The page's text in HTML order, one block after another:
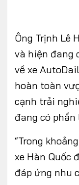
Ông Trịnh Lê
và hiện đang
về xe
hoàn toàn
cạnh trải
đang có phần
“Trong
xe Hàn Quốc
đáp ứng nhu